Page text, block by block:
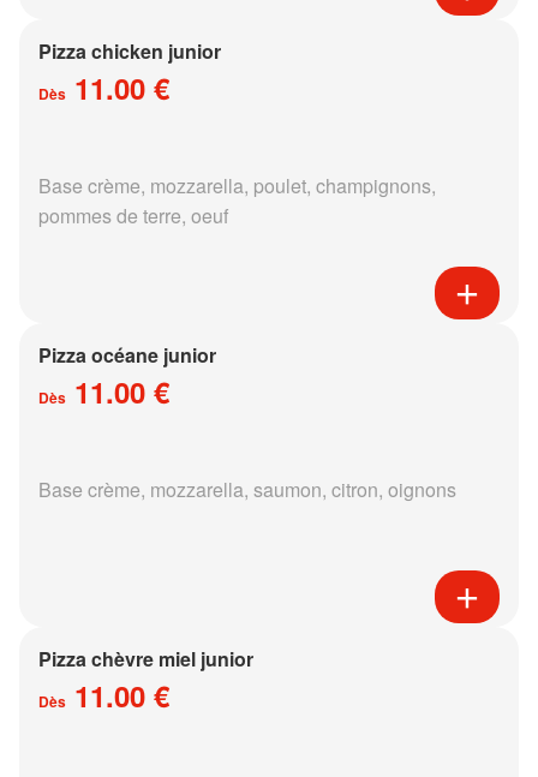
Pizza chicken junior
Dès 11.00 €
Base crème, mozzarella, poulet, champignons,
pommes de terre, oeuf
Pizza océane junior
Dès 11.00 €
Base crème, mozzarella, saumon, citron, oignons
Pizza chèvre miel junior
Dès 11.00 €